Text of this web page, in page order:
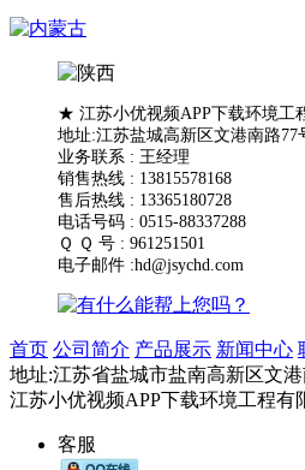
★ 江苏小优视频APP下载环境工
地址:江苏盐城高新区文港南路77
业务联系 : 王经理
销售热线 : 13815578168
售后热线 : 13365180728
电话号码 : 0515-88337288
Ｑ Ｑ 号 : 961251501
电子邮件 :hd@jsychd.com
首页 公司简介 产品展示 新闻中心
地址:江苏省盐城市盐南高新区文港
江苏小优视频APP下载环境工程有
客服